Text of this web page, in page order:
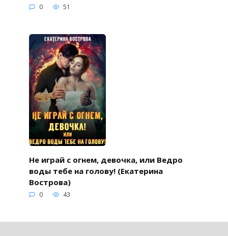
0 51
Не играй с огнем, девочка, или Ведро
воды тебе на голову! (Екатерина
Вострова)
0 43